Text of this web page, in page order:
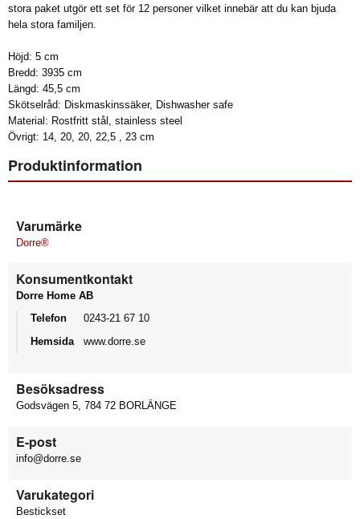
stora paket utgör ett set för 12 personer vilket innebär att du kan bjuda
hela stora familjen.
Höjd: 5 cm
Bredd: 3935 cm
Längd: 45,5 cm
Skötselråd: Diskmaskinssäker, Dishwasher safe
Material: Rostfritt stål, stainless steel
Övrigt: 14, 20, 20, 22,5 , 23 cm
Produktinformation
Varumärke
Dorre®
Konsumentkontakt
Dorre Home AB
Telefon
0243-21 67 10
Hemsida
www.dorre.se
Besöksadress
Godsvägen 5, 784 72 BORLÄNGE
E-post
info@dorre.se
Varukategori
Bestickset